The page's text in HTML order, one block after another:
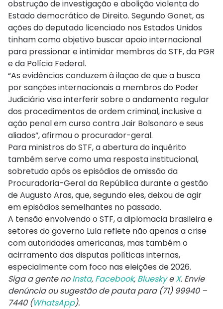
obstrução de investigação e abolição violenta do
Estado democrático de Direito. Segundo Gonet, as
ações do deputado licenciado nos Estados Unidos
tinham como objetivo buscar apoio internacional
para pressionar e intimidar membros do STF, da PGR
e da Polícia Federal.
“As evidências conduzem à ilação de que a busca
por sanções internacionais a membros do Poder
Judiciário visa interferir sobre o andamento regular
dos procedimentos de ordem criminal, inclusive a
ação penal em curso contra Jair Bolsonaro e seus
aliados”, afirmou o procurador-geral.
Para ministros do STF, a abertura do inquérito
também serve como uma resposta institucional,
sobretudo após os episódios de omissão da
Procuradoria-Geral da República durante a gestão
de Augusto Aras, que, segundo eles, deixou de agir
em episódios semelhantes no passado.
A tensão envolvendo o STF, a diplomacia brasileira e
setores do governo Lula reflete não apenas a crise
com autoridades americanas, mas também o
acirramento das disputas políticas internas,
especialmente com foco nas eleições de 2026.
Siga a gente noInsta, Facebook, BlueskyeX. Envie
denúncia ou sugestão de pauta para (71) 99940 –
7440 (WhatsApp).